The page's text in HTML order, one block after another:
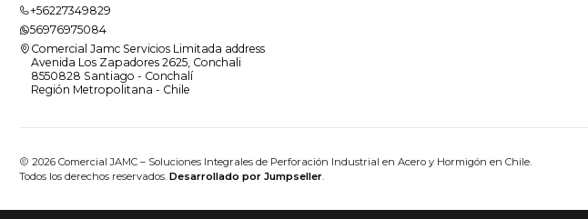
+56227349829
56976975084
Comercial Jamc Servicios Limitada address
Avenida Los Zapadores 2625, Conchali
8550828 Santiago - Conchalí
Región Metropolitana - Chile
2026 Comercial JAMC – Soluciones Integrales de Perforación Industrial en Acero y Hormigón en Chile.
Todos los derechos reservados. Desarrollado por Jumpseller.